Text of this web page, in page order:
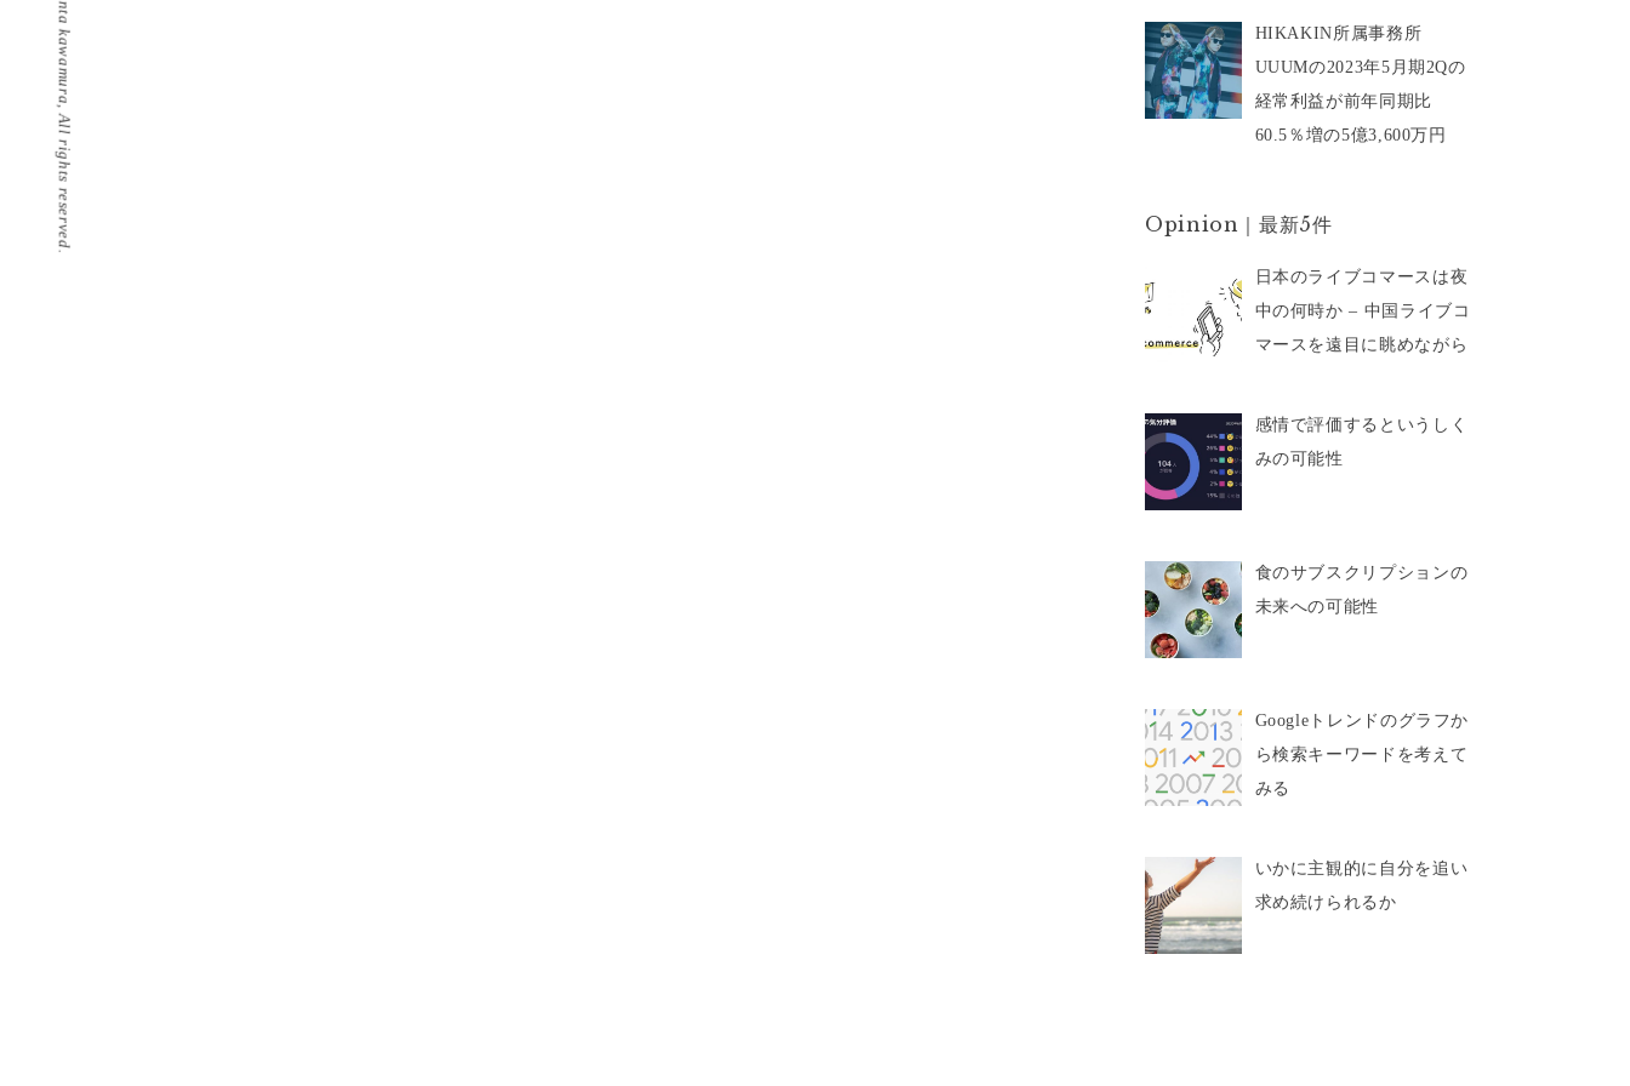
HIKAKIN所属事務所
UUUMの2023年5月期2Qの
経常利益が前年同期比
60.5％増の5億3,600万円
Opinion｜最新5件
日本のライブコマースは夜
中の何時か – 中国ライブコ
マースを遠目に眺めながら
感情で評価するというしく
みの可能性
食のサブスクリプションの
未来への可能性
Googleトレンドのグラフか
ら検索キーワードを考えて
みる
いかに主観的に自分を追い
求め続けられるか
©️ kenta kawamura, All rights reserved.